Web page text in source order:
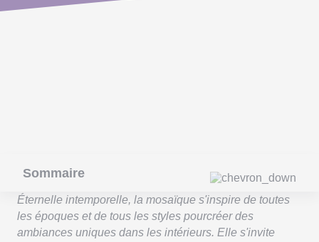
Sommaire
Éternelle intemporelle, la mosaïque s'inspire de toutes
les époques et de tous les styles pourcréer des
ambiances uniques dans les intérieurs. Elle s'invite